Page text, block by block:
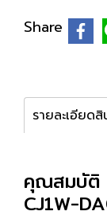
Share
รายละเอียดสิ
คุณสมบัติ
CJ1W-